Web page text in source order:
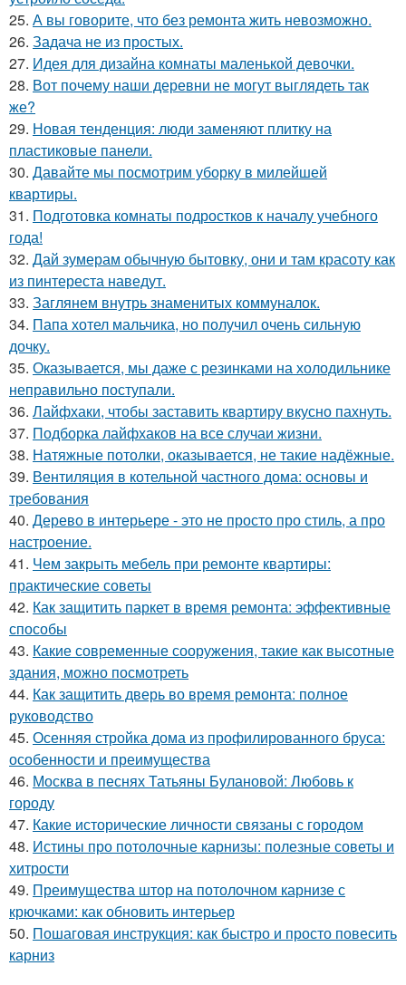
25. А вы говорите, что без ремонта жить невозможно.
26. Задача не из простых.
27. Идея для дизайна комнаты маленькой девочки.
28. Вот почему наши деревни не могут выглядеть так
же?
29. Новая тенденция: люди заменяют плитку на
пластиковые панели.
30. Давайте мы посмотрим уборку в милейшей
квартиры.
31. Подготовка комнаты подростков к началу учебного
года!
32. Дай зумерам обычную бытовку, они и там красоту как
из пинтереста наведут.
33. Заглянем внутрь знаменитых коммуналок.
34. Папа хотел мальчика, но получил очень сильную
дочку.
35. Оказывается, мы даже с резинками на холодильнике
неправильно поступали.
36. Лайфхаки, чтобы заставить квартиру вкусно пахнуть.
37. Подборка лайфхаков на все случаи жизни.
38. Натяжные потолки, оказывается, не такие надёжные.
39. Вентиляция в котельной частного дома: основы и
требования
40. Дерево в интерьере - это не просто про стиль, а про
настроение.
41. Чем закрыть мебель при ремонте квартиры:
практические советы
42. Как защитить паркет в время ремонта: эффективные
способы
43. Какие современные сооружения, такие как высотные
здания, можно посмотреть
44. Как защитить дверь во время ремонта: полное
руководство
45. Осенняя стройка дома из профилированного бруса:
особенности и преимущества
46. Москва в песнях Татьяны Булановой: Любовь к
городу
47. Какие исторические личности связаны с городом
48. Истины про потолочные карнизы: полезные советы и
хитрости
49. Преимущества штор на потолочном карнизе с
крючками: как обновить интерьер
50. Пошаговая инструкция: как быстро и просто повесить
карниз